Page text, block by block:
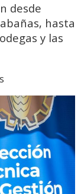
desde
hasta
y las